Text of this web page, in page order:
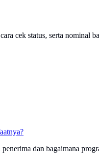
cek status, serta nominal
dan bagaimana